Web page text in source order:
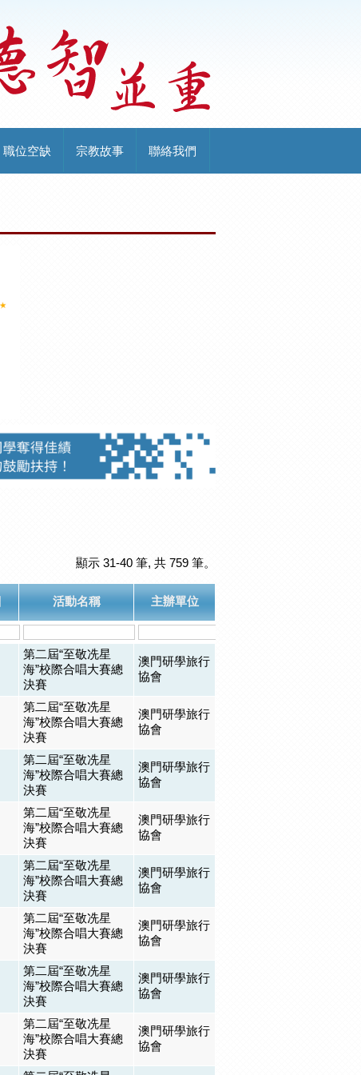
職位空缺 宗教故事 聯絡我們
顯示 31-40 筆, 共 759 筆。
活動名稱 主辦單位
第二屆“至敬冼星
海”校際合唱大賽總
決賽
澳門研學旅行
協會
第二屆“至敬冼星
海”校際合唱大賽總
決賽
澳門研學旅行
協會
第二屆“至敬冼星
海”校際合唱大賽總
決賽
澳門研學旅行
協會
第二屆“至敬冼星
海”校際合唱大賽總
決賽
澳門研學旅行
協會
第二屆“至敬冼星
海”校際合唱大賽總
決賽
澳門研學旅行
協會
第二屆“至敬冼星
海”校際合唱大賽總
決賽
澳門研學旅行
協會
第二屆“至敬冼星
海”校際合唱大賽總
決賽
澳門研學旅行
協會
第二屆“至敬冼星
海”校際合唱大賽總
決賽
澳門研學旅行
協會